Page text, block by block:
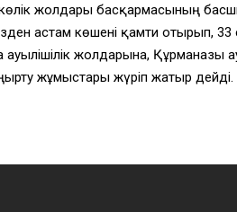
жолдары басқармасының
астам көшені қамти отырып,
жолдарына,
жұмыстары жүріп жатыр